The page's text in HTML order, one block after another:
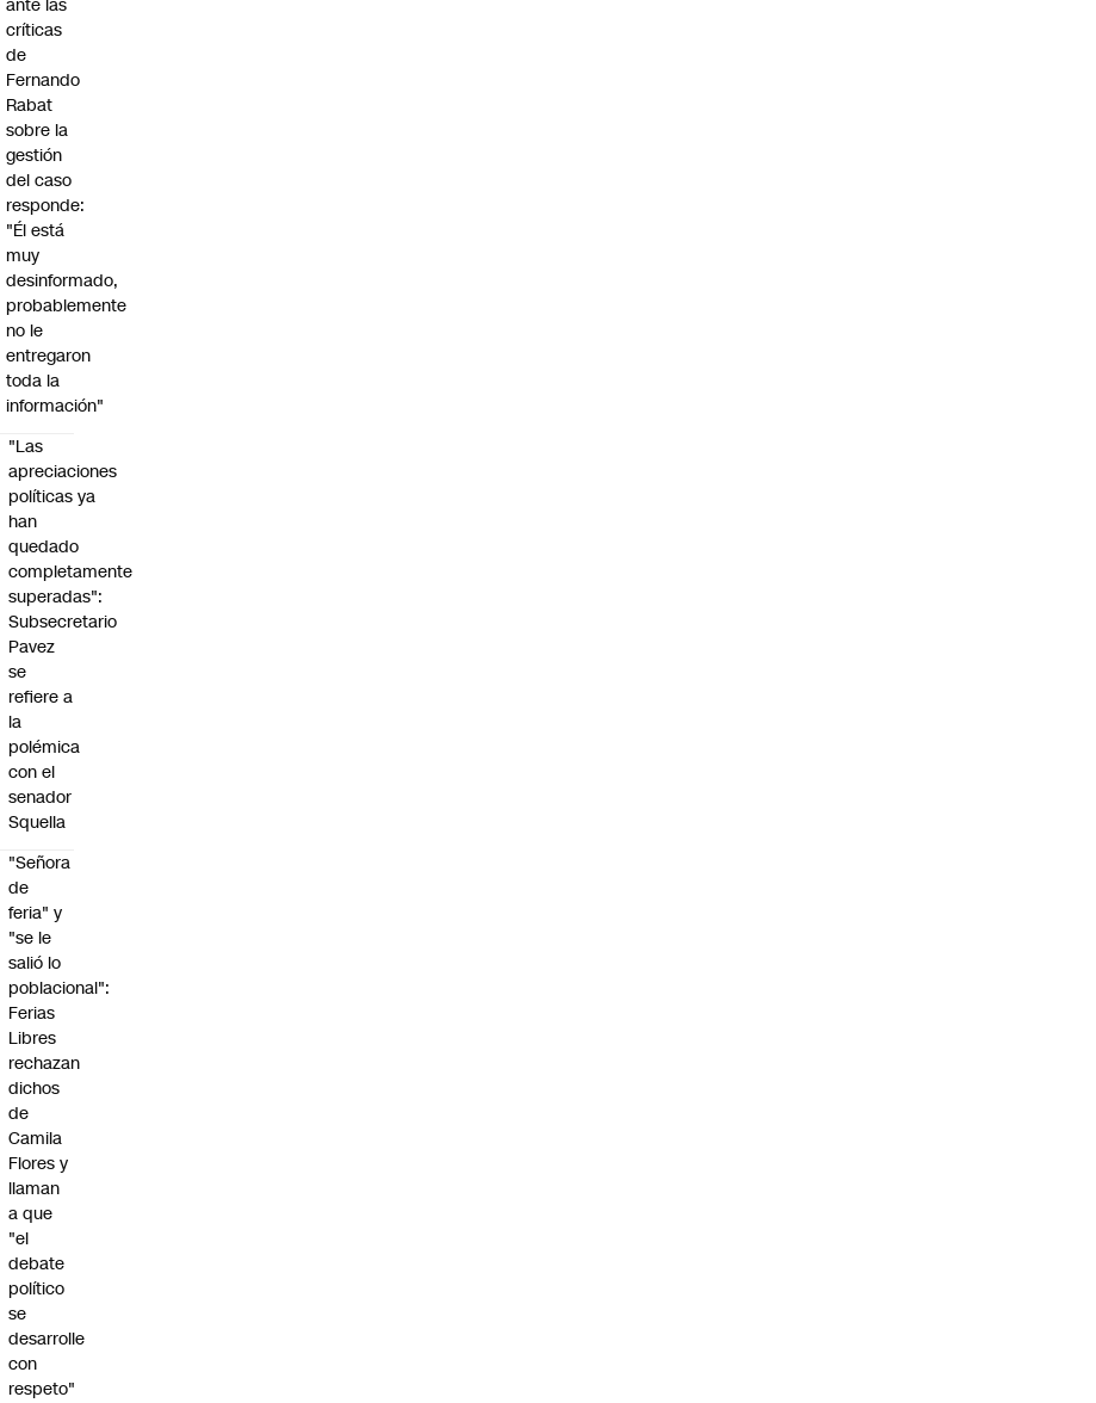
ante las
críticas
de
Fernando
Rabat
sobre la
gestión
del caso
responde:
"Él está
muy
desinformado,
probablemente
no le
entregaron
toda la
información"
"Las
apreciaciones
políticas ya
han
quedado
completamente
superadas":
Subsecretario
Pavez
se
refiere a
la
polémica
con el
senador
Squella
"Señora
de
feria" y
"se le
salió lo
poblacional":
Ferias
Libres
rechazan
dichos
de
Camila
Flores y
llaman
a que
"el
debate
político
se
desarrolle
con
respeto"